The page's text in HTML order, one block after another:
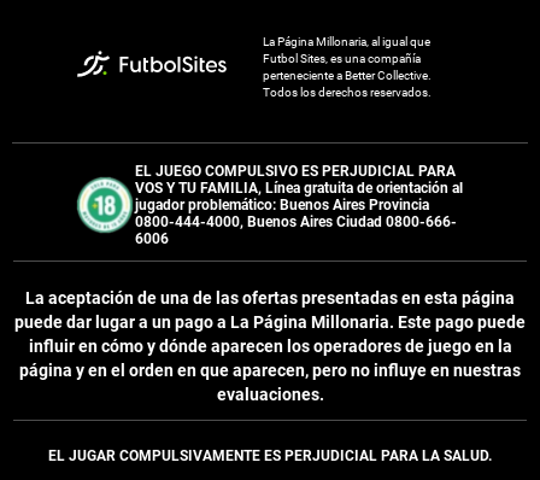
La Página Millonaria, al igual que
Futbol Sites, es una compañía
perteneciente a Better Collective.
Todos los derechos reservados.
EL JUEGO COMPULSIVO ES PERJUDICIAL PARA
VOS Y TU FAMILIA, Línea gratuita de orientación al
jugador problemático: Buenos Aires Provincia
0800-444-4000, Buenos Aires Ciudad 0800-666-
6006
La aceptación de una de las ofertas presentadas en esta página
puede dar lugar a un pago a La Página Millonaria. Este pago puede
influir en cómo y dónde aparecen los operadores de juego en la
página y en el orden en que aparecen, pero no influye en nuestras
evaluaciones.
EL JUGAR COMPULSIVAMENTE ES PERJUDICIAL PARA LA SALUD.